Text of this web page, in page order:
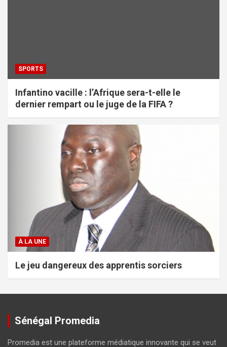
SPORTS
Infantino vacille : l’Afrique sera-t-elle le
dernier rempart ou le juge de la FIFA ?
À LA UNE
Le jeu dangereux des apprentis sorciers
Sénégal Promedia
Promedia est une plateforme médiatique innovante qui se veut